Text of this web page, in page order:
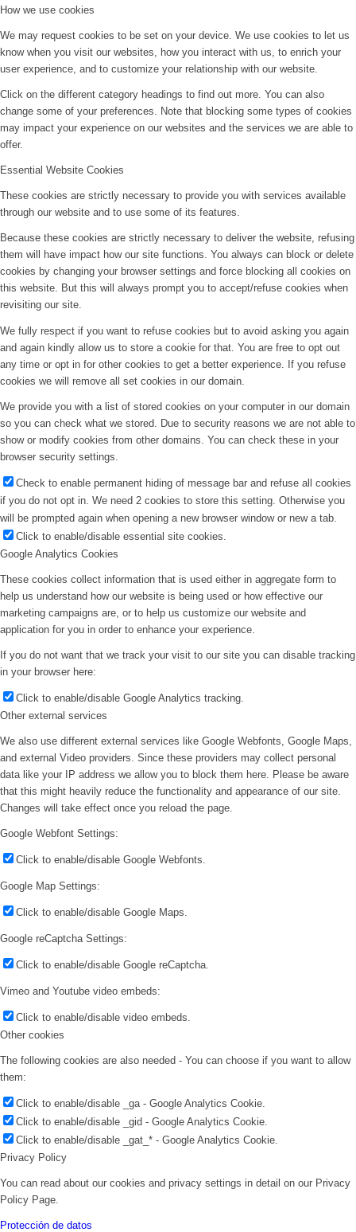
How we use cookies
We may request cookies to be set on your device. We use cookies to let us
know when you visit our websites, how you interact with us, to enrich your
user experience, and to customize your relationship with our website.
Click on the different category headings to find out more. You can also
change some of your preferences. Note that blocking some types of cookies
may impact your experience on our websites and the services we are able to
offer.
Essential Website Cookies
These cookies are strictly necessary to provide you with services available
through our website and to use some of its features.
Because these cookies are strictly necessary to deliver the website, refusing
them will have impact how our site functions. You always can block or delete
cookies by changing your browser settings and force blocking all cookies on
this website. But this will always prompt you to accept/refuse cookies when
revisiting our site.
We fully respect if you want to refuse cookies but to avoid asking you again
and again kindly allow us to store a cookie for that. You are free to opt out
any time or opt in for other cookies to get a better experience. If you refuse
cookies we will remove all set cookies in our domain.
We provide you with a list of stored cookies on your computer in our domain
so you can check what we stored. Due to security reasons we are not able to
show or modify cookies from other domains. You can check these in your
browser security settings.
Check to enable permanent hiding of message bar and refuse all cookies
if you do not opt in. We need 2 cookies to store this setting. Otherwise you
will be prompted again when opening a new browser window or new a tab.
Click to enable/disable essential site cookies.
Google Analytics Cookies
These cookies collect information that is used either in aggregate form to
help us understand how our website is being used or how effective our
marketing campaigns are, or to help us customize our website and
application for you in order to enhance your experience.
If you do not want that we track your visit to our site you can disable tracking
in your browser here:
Click to enable/disable Google Analytics tracking.
Other external services
We also use different external services like Google Webfonts, Google Maps,
and external Video providers. Since these providers may collect personal
data like your IP address we allow you to block them here. Please be aware
that this might heavily reduce the functionality and appearance of our site.
Changes will take effect once you reload the page.
Google Webfont Settings:
Click to enable/disable Google Webfonts.
Google Map Settings:
Click to enable/disable Google Maps.
Google reCaptcha Settings:
Click to enable/disable Google reCaptcha.
Vimeo and Youtube video embeds:
Click to enable/disable video embeds.
Other cookies
The following cookies are also needed - You can choose if you want to allow
them:
Click to enable/disable _ga - Google Analytics Cookie.
Click to enable/disable _gid - Google Analytics Cookie.
Click to enable/disable _gat_* - Google Analytics Cookie.
Privacy Policy
You can read about our cookies and privacy settings in detail on our Privacy
Policy Page.
Protección de datos